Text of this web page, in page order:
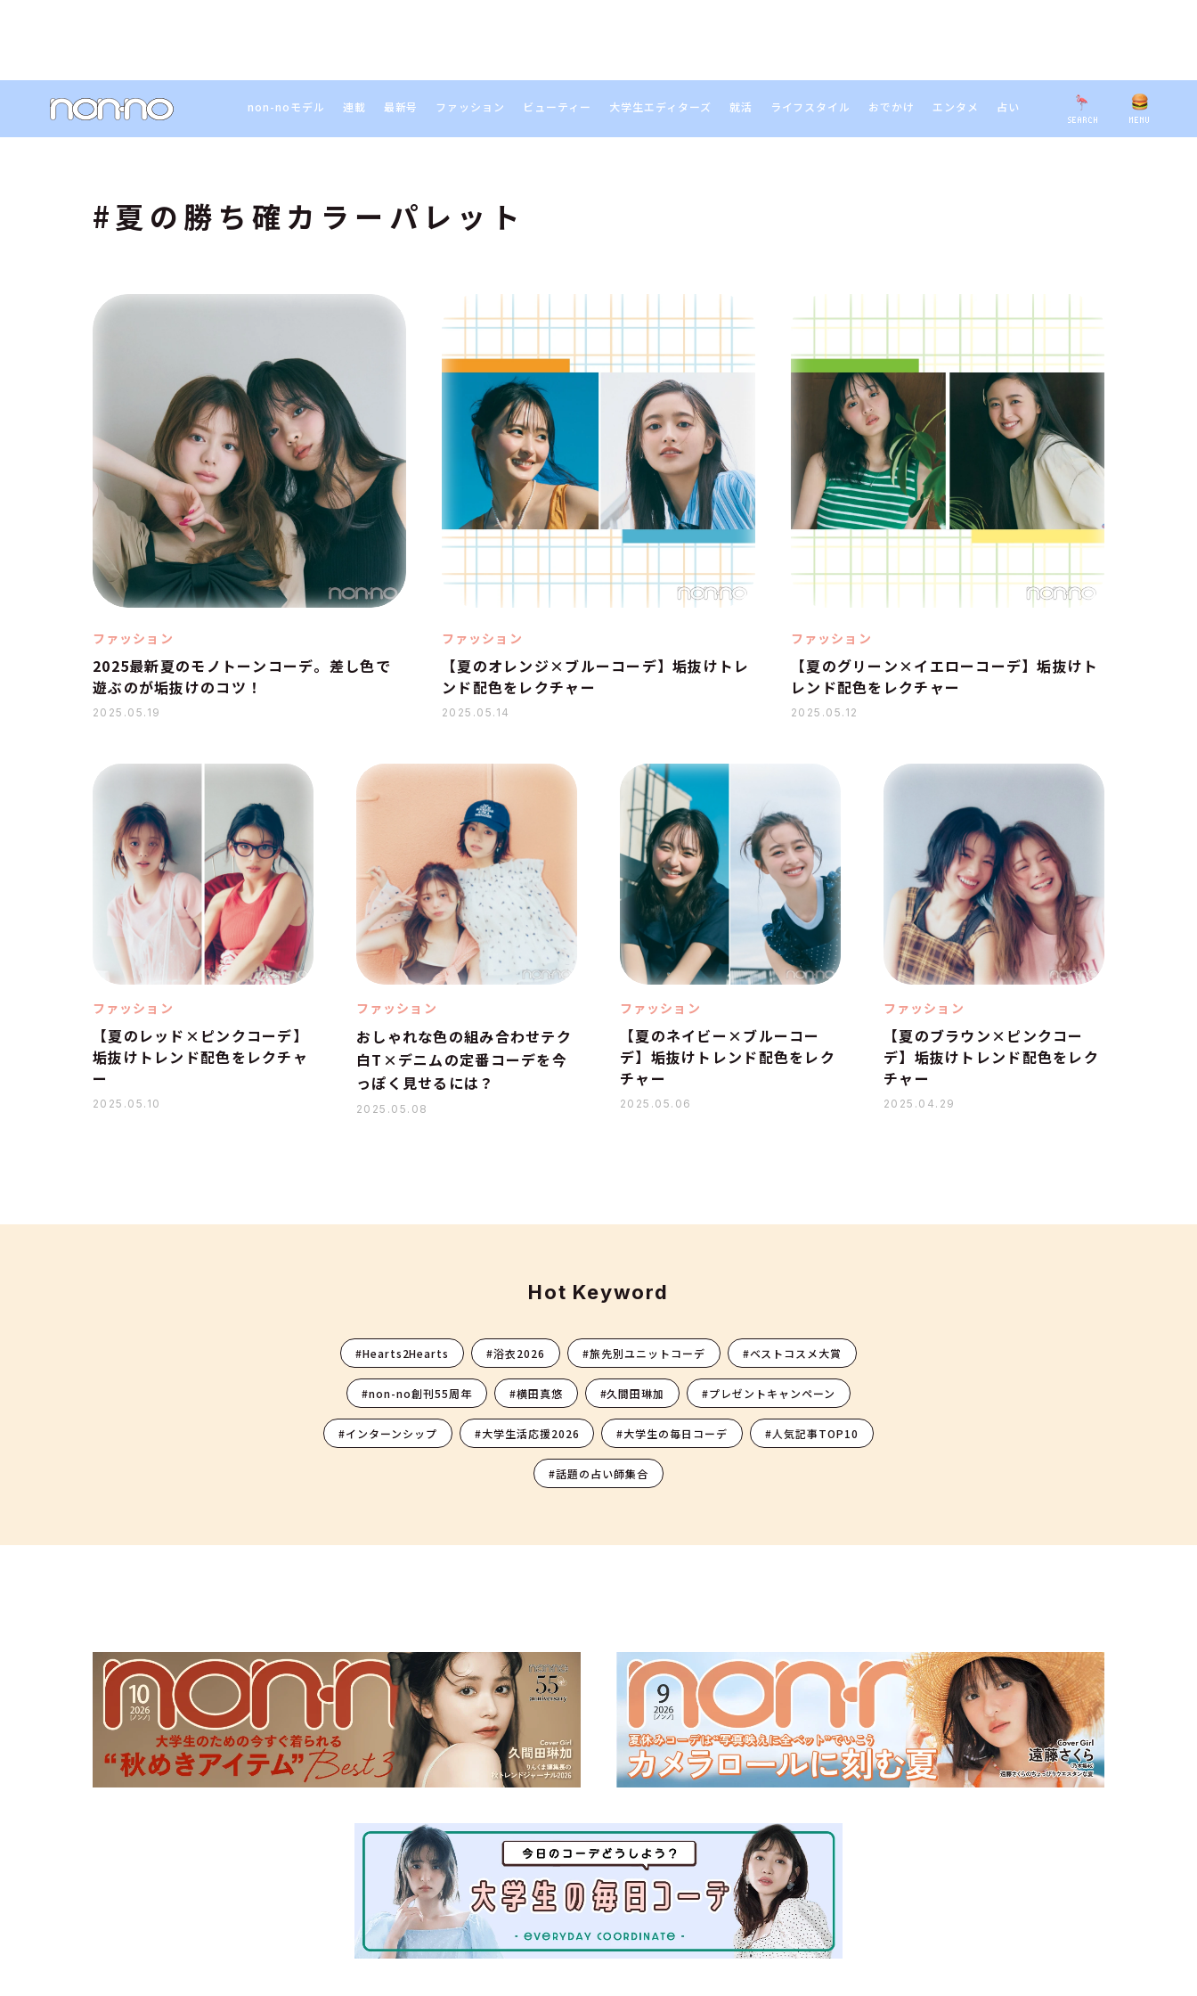
SEARCH MENU
non-noモデル 連載 最新号 ファッション ビューティー 大学生エディターズ 就活 ライフスタイル おでかけ エンタメ 占い
#夏の勝ち確カラーパレット
ファッション
2025最新夏のモノトーンコーデ。差し色で
遊ぶのが垢抜けのコツ！
2025.05.19
ファッション
【夏のオレンジ×ブルーコーデ】垢抜けトレ
ンド配色をレクチャー
2025.05.14
ファッション
【夏のグリーン×イエローコーデ】垢抜けト
レンド配色をレクチャー
2025.05.12
ファッション
【夏のレッド×ピンクコーデ】
垢抜けトレンド配色をレクチャ
ー
2025.05.10
ファッション
おしゃれな色の組み合わせテク
白T×デニムの定番コーデを今
っぽく見せるには？
2025.05.08
ファッション
【夏のネイビー×ブルーコー
デ】垢抜けトレンド配色をレク
チャー
2025.05.06
ファッション
【夏のブラウン×ピンクコー
デ】垢抜けトレンド配色をレク
チャー
2025.04.29
Hot Keyword
#Hearts2Hearts #浴衣2026 #旅先別ユニットコーデ #ベストコスメ大賞
#non-no創刊55周年 #横田真悠 #久間田琳加 #プレゼントキャンペーン
#インターンシップ #大学生活応援2026 #大学生の毎日コーデ #人気記事TOP10
#話題の占い師集合